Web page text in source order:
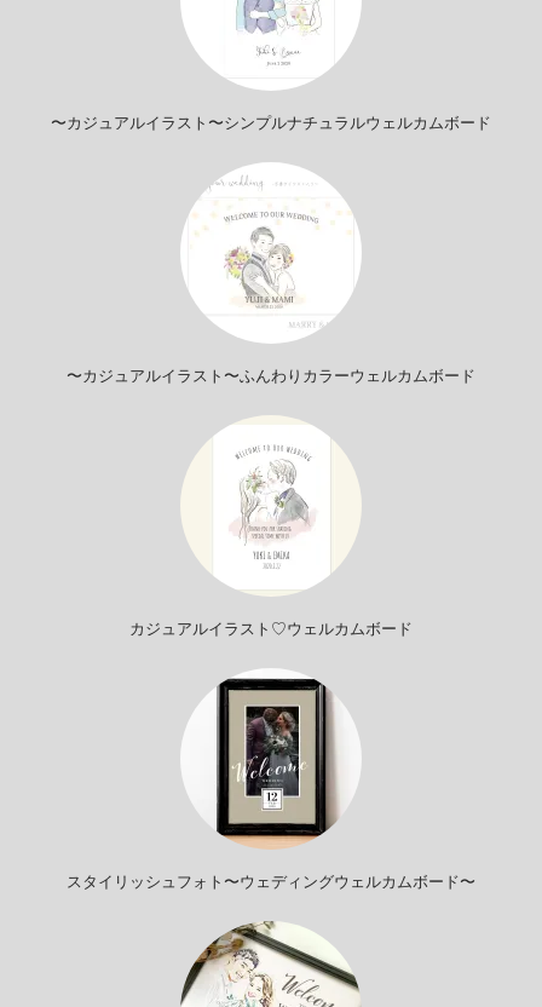
〜カジュアルイラスト〜シンプルナチュラルウェルカムボード
〜カジュアルイラスト〜ふんわりカラーウェルカムボード
カジュアルイラスト♡ウェルカムボード
スタイリッシュフォト〜ウェディングウェルカムボード〜